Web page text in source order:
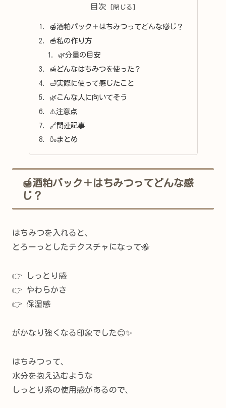
目次
🍯酒粕パック＋はちみつってどんな感じ？
🥣私の作り方
🌿分量の目安
🍯どんなはちみつを使った？
🛁実際に使って感じたこと
🌿こんな人に向いてそう
⚠️注意点
🔗関連記事
🍶まとめ
🍯酒粕パック＋はちみつってどんな感
じ？
はちみつを入れると、
とろーっとしたテクスチャになって🐝
👉 しっとり感
👉 やわらかさ
👉 保湿感
がかなり強くなる印象でした😊✨
はちみつって、
水分を抱え込むような
しっとり系の使用感があるので、